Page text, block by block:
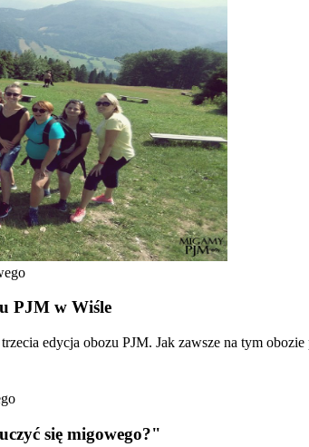
PJM w Wiśle
edycja obozu PJM. Jak zawsze na tym
się migowego?"